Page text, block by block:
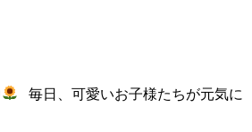
毎日、可愛いお子様たちが元気に